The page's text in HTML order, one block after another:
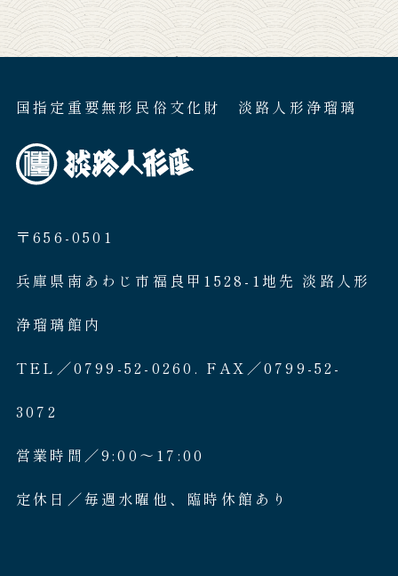
国指定重要無形民俗文化財 淡路人形浄瑠璃
〒656-0501
兵庫県南あわじ市福良甲1528-1地先 淡路人形
浄瑠璃館内
TEL／0799-52-0260. FAX／0799-52-
3072
営業時間／9:00〜17:00
定休日／毎週水曜他、臨時休館あり